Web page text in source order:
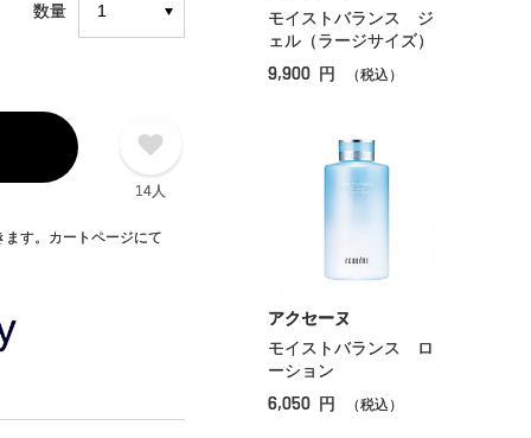
数量
14人
す。カートページにて
モイストバランス ジ
ェル（ラージサイズ）
9,900 円 （税込）
アクセーヌ
モイストバランス ロ
ーション
6,050 円 （税込）